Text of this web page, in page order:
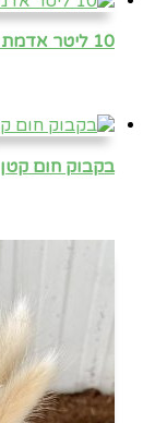
10 ליטר אדמת שתילה
בקבוק חום קטן